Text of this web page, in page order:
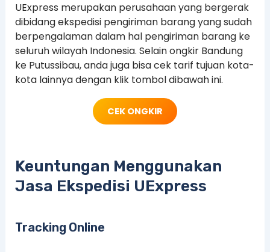
UExpress merupakan perusahaan yang bergerak
dibidang ekspedisi pengiriman barang yang sudah
berpengalaman dalam hal pengiriman barang ke
seluruh wilayah Indonesia. Selain ongkir Bandung
ke Putussibau, anda juga bisa cek tarif tujuan kota-
kota lainnya dengan klik tombol dibawah ini.
CEK ONGKIR
Keuntungan Menggunakan
Jasa Ekspedisi UExpress
Tracking Online